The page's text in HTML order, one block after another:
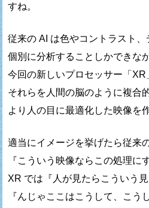
すね。
従来の AI は色やコントラスト
個別に分析することしかできな
今回の新しいプロセッサー「XR
それらを人間の脳のように複合
より人の目に最適化した映像を
適当にイメージを挙げたら従来
『こういう映像ならこの処理に
XR では『人が見たらこういう
『んじゃここはこうして、こう